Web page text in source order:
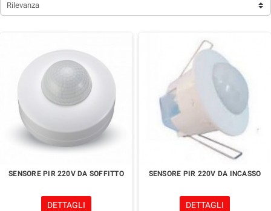
Rilevanza
SENSORE PIR 220V DA SOFFITTO
DETTAGLI
SENSORE PIR 220V DA INCASSO
DETTAGLI